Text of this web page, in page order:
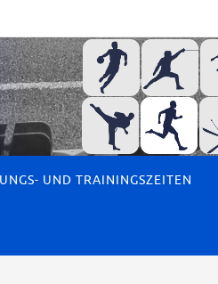
UND TRAININGSZEITEN